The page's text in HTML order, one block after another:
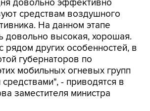
довольно эффективно
средствам воздушного
На данном этапе
довольно высокая, хорошая.
рядом других особенностей, в
губернаторов по
мобильных огневых групп
- приводятся в
заместителя министра